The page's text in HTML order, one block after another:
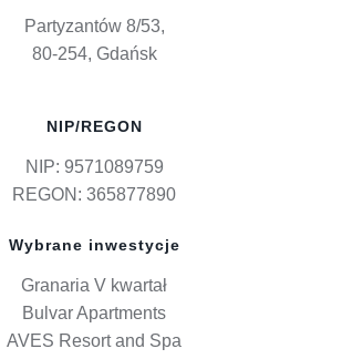
Partyzantów 8/53,
80-254, Gdańsk
NIP/REGON
NIP: 9571089759
REGON: 365877890
Wybrane inwestycje
Granaria V kwartał
Bulvar Apartments
AVES Resort and Spa